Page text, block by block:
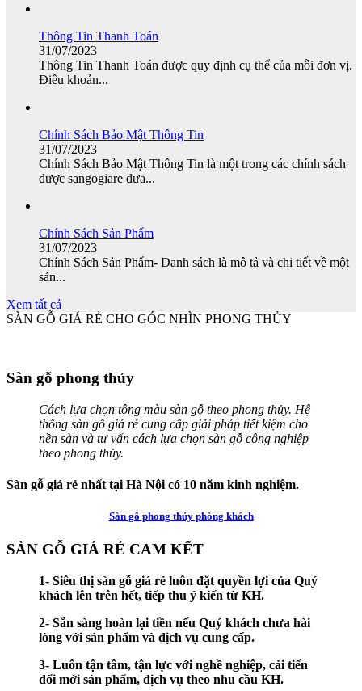
Thông Tin Thanh Toán
31/07/2023
Thông Tin Thanh Toán được quy định cụ thể của mỗi đơn vị.
Điều khoản...
Chính Sách Bảo Mật Thông Tin
31/07/2023
Chính Sách Bảo Mật Thông Tin là một trong các chính sách
được sangogiare đưa...
Chính Sách Sản Phẩm
31/07/2023
Chính Sách Sản Phẩm- Danh sách là mô tả và chi tiết về một
sản...
Xem tất cả
SÀN GỖ GIÁ RẺ CHO GÓC NHÌN PHONG THỦY
Sàn gỗ phong thủy
Cách lựa chọn tông màu sàn gỗ theo phong thủy. Hệ
thống sàn gỗ giá rẻ cung cấp giải pháp tiết kiệm cho
nền sàn và tư vấn cách lựa chọn sàn gỗ công nghiệp
theo phong thủy.
Sàn gỗ giá rẻ nhất tại Hà Nội có 10 năm kinh nghiệm.
Sàn gỗ phong thủy phòng khách
SÀN GỖ GIÁ RẺ CAM KẾT
1- Siêu thị sàn gỗ giá rẻ luôn đặt quyền lợi của Quý
khách lên trên hết, tiếp thu ý kiến từ KH.
2- Sẵn sàng hoàn lại tiền nếu Quý khách chưa hài
lòng với sản phẩm và dịch vụ cung cấp.
3- Luôn tận tâm, tận lực với nghề nghiệp, cải tiến
đổi mới sản phẩm, dịch vụ theo nhu cầu KH.